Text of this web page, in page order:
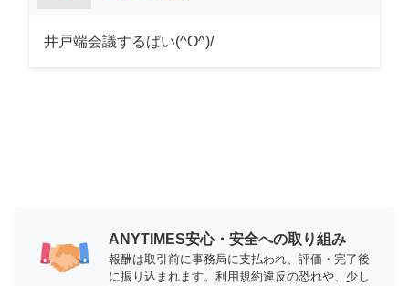
井戸端会議するばい(^O^)/
ANYTIMES安心・安全への取り組み
報酬は取引前に事務局に支払われ、評価・完了後
に振り込まれます。利用規約違反の恐れや、少し